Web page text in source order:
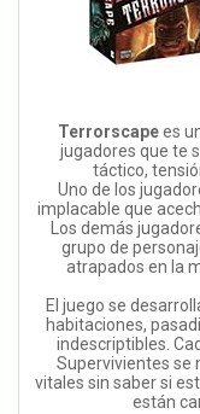
Terrorscapees
jugadores que te
táctico,
Uno de los
implacable que
Los demás
grupo de
atrapados en la
El juego se
habitaciones,
indescriptibles.
Supervivientes se
vitales sin saber si
están